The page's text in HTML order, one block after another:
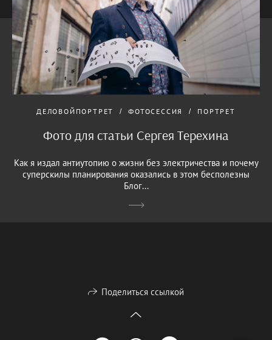
ДЕЛОВОЙПОРТРЕТ ФОТОСЕССИЯ ПОРТРЕТ
Фото для статьи Сергея Терехина
Как я издал антиутопию о жизни без электричества и почему
суперскилы планирования оказались в этом бесполезны
Блог...
Поделиться ссылкой